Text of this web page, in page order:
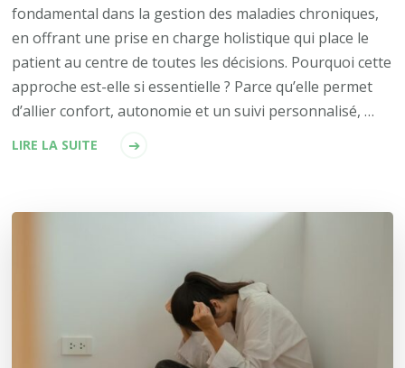
fondamental dans la gestion des maladies chroniques,
en offrant une prise en charge holistique qui place le
patient au centre de toutes les décisions. Pourquoi cette
approche est-elle si essentielle ? Parce qu’elle permet
d’allier confort, autonomie et un suivi personnalisé, …
LIRE LA SUITE